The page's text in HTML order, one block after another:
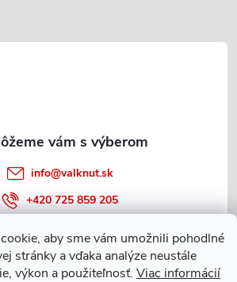
aby sme vám umožnili pohodlné
stránky a vďaka analýze neustále
výkon a použiteľnosť. Viac informácií
info@valknut.sk
+420 725 859 205